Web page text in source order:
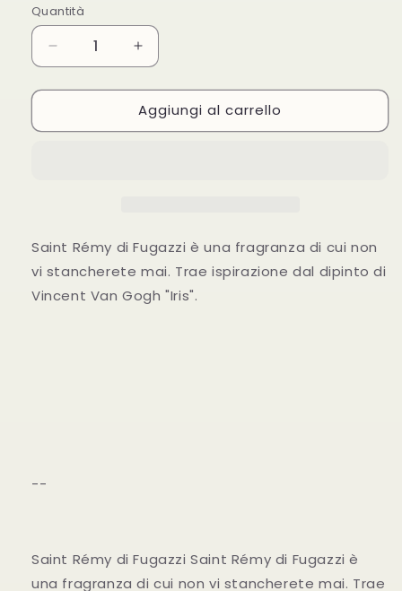
Quantità
Diminuisci
quantità
per
SAINT
Aumenta
quantità
per
FUGAZZI
SAINT
Aggiungi al carrello
Saint Rémy di Fugazzi è una fragranza di cui non
vi stancherete mai. Trae ispirazione dal dipinto di
Vincent Van Gogh "Iris".
--
Saint Rémy di Fugazzi Saint Rémy di Fugazzi è
una fragranza di cui non vi stancherete mai. Trae